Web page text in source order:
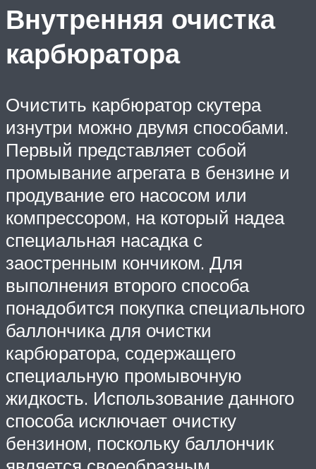
Внутренняя очистка
карбюратора
Очистить карбюратор скутера
изнутри можно двумя способами.
Первый представляет собой
промывание агрегата в бензине и
продувание его насосом или
компрессором, на который надеа
специальная насадка с
заостренным кончиком. Для
выполнения второго способа
понадобится покупка специального
баллончика для очистки
карбюратора, содержащего
специальную промывочную
жидкость. Использование данного
способа исключает очистку
бензином, поскольку баллончик